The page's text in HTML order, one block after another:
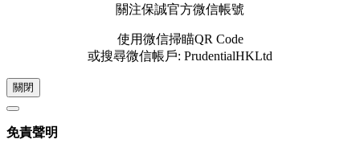
關注保誠官方微信帳號
使用微信掃瞄QR Code
或搜尋微信帳戶: PrudentialHKLtd
關閉
免責聲明